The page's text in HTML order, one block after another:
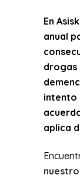
En
anual
drogas
intento
aplica